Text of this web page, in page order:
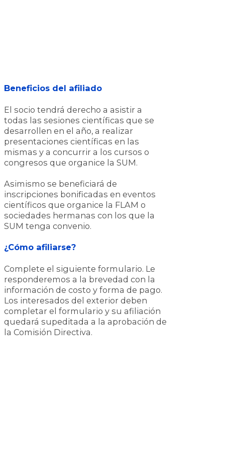
Beneficios del afiliado
El socio tendrá derecho a asistir a
todas las sesiones científicas que se
desarrollen en el año, a realizar
presentaciones científicas en las
mismas y a concurrir a los cursos o
congresos que organice la SUM.
Asimismo se beneficiará de
inscripciones bonificadas en eventos
científicos que organice la FLAM o
sociedades hermanas con los que la
SUM tenga convenio.
¿Cómo afiliarse?
Complete el siguiente formulario. Le
responderemos a la brevedad con la
información de costo y forma de pago.
Los interesados del exterior deben
completar el formulario y su afiliación
quedará supeditada a la aprobación de
la Comisión Directiva.